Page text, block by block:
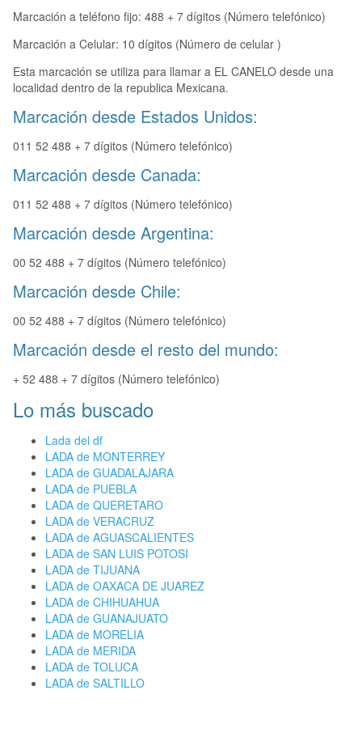
Marcación a teléfono fijo: 488 + 7 dígitos (Número telefónico)
Marcación a Celular: 10 dígitos (Número de celular )
Esta marcación se utiliza para llamar a EL CANELO desde una
localidad dentro de la republica Mexicana.
Marcación desde Estados Unidos:
011 52 488 + 7 dígitos (Número telefónico)
Marcación desde Canada:
011 52 488 + 7 dígitos (Número telefónico)
Marcación desde Argentina:
00 52 488 + 7 dígitos (Número telefónico)
Marcación desde Chile:
00 52 488 + 7 dígitos (Número telefónico)
Marcación desde el resto del mundo:
+ 52 488 + 7 dígitos (Número telefónico)
Lo más buscado
Lada del df
LADA de MONTERREY
LADA de GUADALAJARA
LADA de PUEBLA
LADA de QUERETARO
LADA de VERACRUZ
LADA de AGUASCALIENTES
LADA de SAN LUIS POTOSI
LADA de TIJUANA
LADA de OAXACA DE JUAREZ
LADA de CHIHUAHUA
LADA de GUANAJUATO
LADA de MORELIA
LADA de MERIDA
LADA de TOLUCA
LADA de SALTILLO